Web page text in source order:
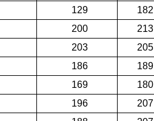
129
182
200
213
203
205
186
189
169
180
196
207